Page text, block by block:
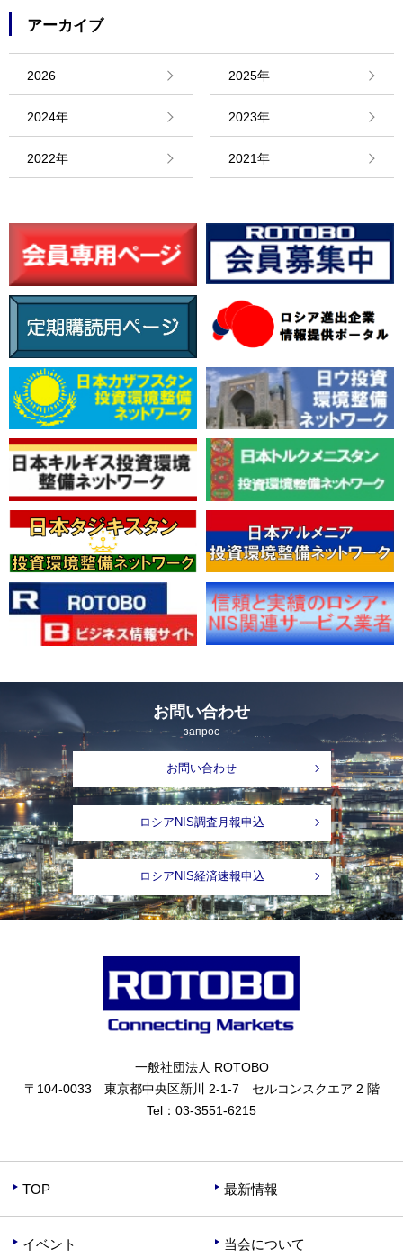
アーカイブ
2026 2025年
2024年 2023年
2022年 2021年
お問い合わせ
запрос
お問い合わせ
ロシアNIS調査月報申込
ロシアNIS経済速報申込
一般社団法人 ROTOBO
〒104-0033 東京都中央区新川 2-1-7 セルコンスクエア 2 階
Tel： 03-3551-6215
TOP 最新情報
イベント 当会について